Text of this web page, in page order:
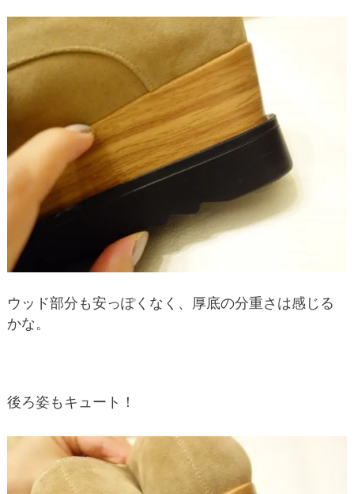
ウッド部分も安っぽくなく、厚底の分重さは感じる
かな。
後ろ姿もキュート！